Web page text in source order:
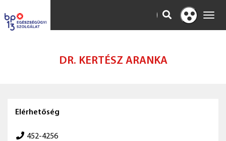
KERESÉS
Kontraszt
nézet
DR. KERTÉSZ ARANKA
Elérhetőség
452-4256